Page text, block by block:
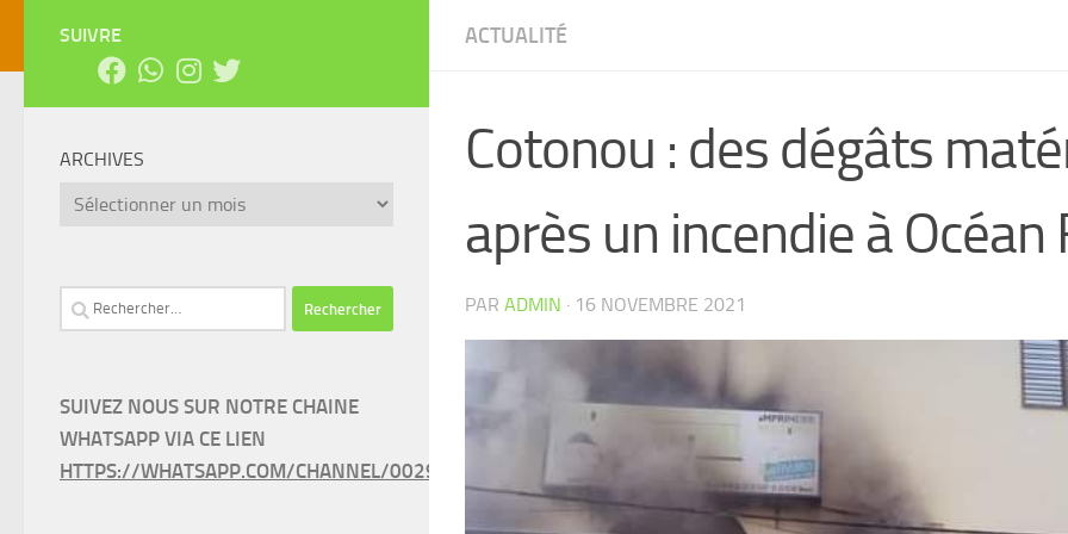
ACTUALITÉ
Cotonou : des dégâts
après un incendie à Océan
PAR ADMIN · 16 NOVEMBRE 2021
SUIVRE
ARCHIVES
Archives
Rechercher :
SUIVEZ NOUS SUR NOTRE CHAINE
WHATSAPP VIA CE LIEN
HTTPS://WHATSAPP.COM/CHANNEL/0029VAEEL3LCCW4VC7IPMY0L